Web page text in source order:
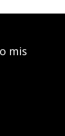
mis